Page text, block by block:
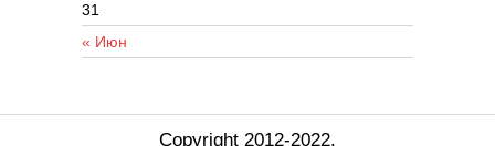
« Июн
31
Copyright 2012-2022.